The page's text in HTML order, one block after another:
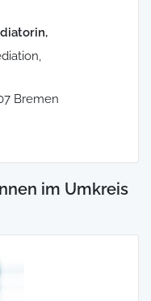
Bremen
im Umkreis